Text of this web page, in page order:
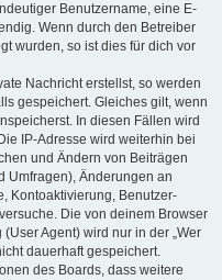
Benutzername, eine E-
Wenn durch den Betreiber
wurden, so ist dies für dich vor
Nachricht erstellst, so werden
gespeichert. Gleiches gilt, wenn
In diesen Fällen wird
IP-Adresse wird weiterhin bei
und Ändern von Beiträgen
Umfragen), Änderungen an
Kontoaktivierung, Benutzer-
Die von deinem Browser
Agent) wird nur in der „Wer
dauerhaft gespeichert.
des Boards, dass weitere